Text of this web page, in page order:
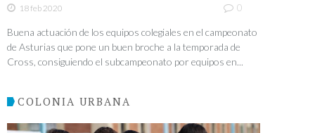
18 feb 2020 0
Buena actuación de los equipos colegiales en el campeonato
de Asturias que pone un buen broche a la temporada de
Cross, consiguiendo el subcampeonato por equipos en...
COLONIA URBANA